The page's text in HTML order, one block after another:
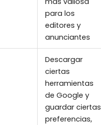
para los
editores y
anunciantes
Descargar
ciertas
herramientas
de Google y
guardar ciertas
preferencias,